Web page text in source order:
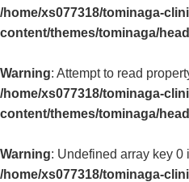
/home/xs077318/tominaga-
content/themes/tominaga/
Warning: Attempt to read
/home/xs077318/tominaga-
content/themes/tominaga/
Warning: Undefined array key 0
/home/xs077318/tominaga-